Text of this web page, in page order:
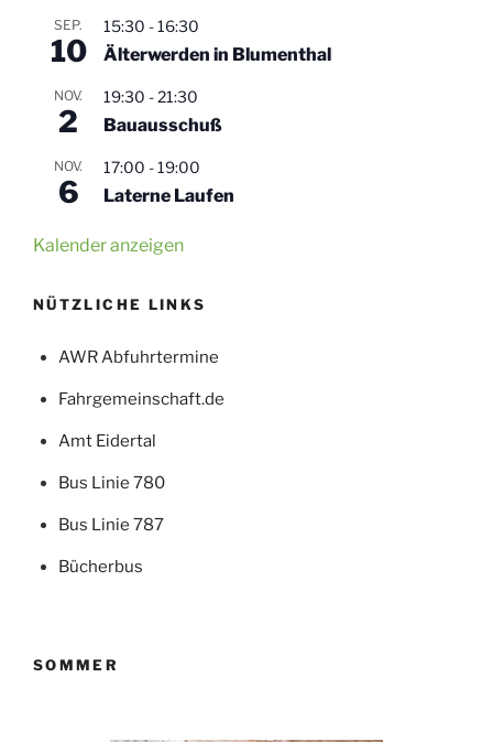
SEP.
10
15:30 -16:30
Älterwerden in Blumenthal
NOV.
2
19:30 -21:30
Bauausschuß
NOV.
6
17:00 -19:00
Laterne Laufen
Kalender anzeigen
NÜTZLICHE LINKS
AWR Abfuhrtermine
Fahrgemeinschaft.de
Amt Eidertal
Bus Linie 780
Bus Linie 787
Bücherbus
SOMMER